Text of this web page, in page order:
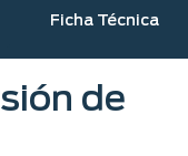
Ficha Técnica
de